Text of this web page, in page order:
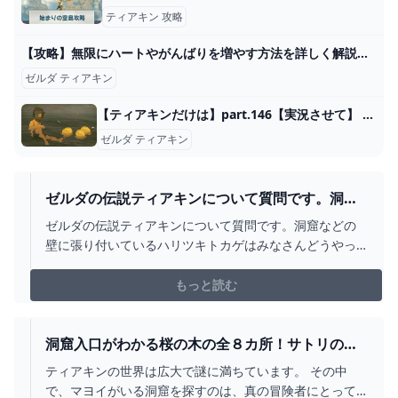
ティアキン 攻略
【攻略】無限にハートやがんばりを増やす方法を詳しく解説【BotW/字幕】 - YouTube
ゼルダ ティアキン
【ティアキンだけは】part.146【実況させて】 - ニコニコ動画
ゼルダ ティアキン
ゼルダの伝説ティアキンについて質問です。洞窟
などの壁に張り付い... - YAHOO!知恵袋
ゼルダの伝説ティアキンについて質問です。洞窟などの
壁に張り付いているハリツキトカゲはみなさんどうやっ
料理を食べたり、装備などで物音立てないように捕まえ...
もっと読む
洞窟入口がわかる桜の木の全８カ所！サトリの場
所【ティアキン】 とあるゲームブログの軌跡
ティアキンの世界は広大で謎に満ちています。 その中
で、マヨイがいる洞窟を探すのは、真の冒険者にとって